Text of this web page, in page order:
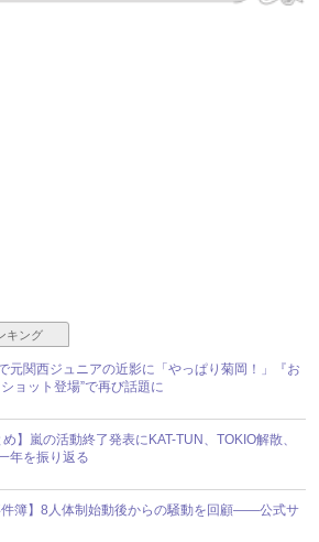
キング
元関西ジュニアの近影に「やっぱり菊岡！」『お
ョット登場”で再び話題に
】嵐の活動終了発表にKAT-TUN、TOKIO解散、
年を振り返る
件簿】8人体制始動後からの騒動を回顧――公式サ